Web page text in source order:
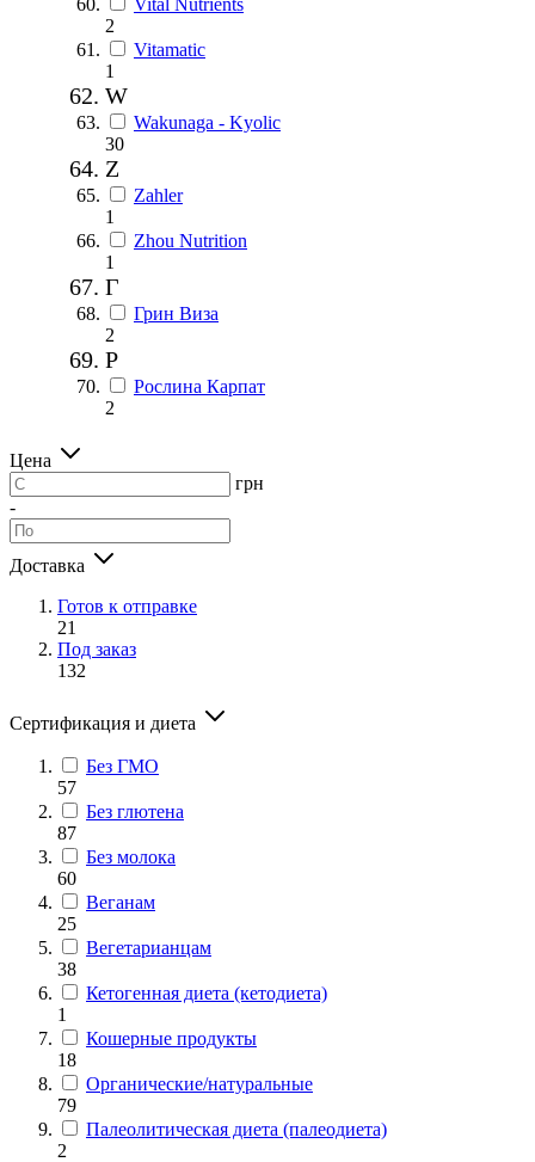
2
Vitamatic
1
W
Wakunaga - Kyolic
30
Z
Zahler
1
Zhou Nutrition
1
Г
Грин Виза
2
Р
Рослина Карпат
2
Цена
грн
-
Доставка
Готов к отправке
21
Под заказ
132
Сертификация и диета
Без ГМО
57
Без глютена
87
Без молока
60
Веганам
25
Вегетарианцам
38
Кетогенная диета (кетодиета)
1
Кошерные продукты
18
Органические/натуральные
79
Палеолитическая диета (палеодиета)
2